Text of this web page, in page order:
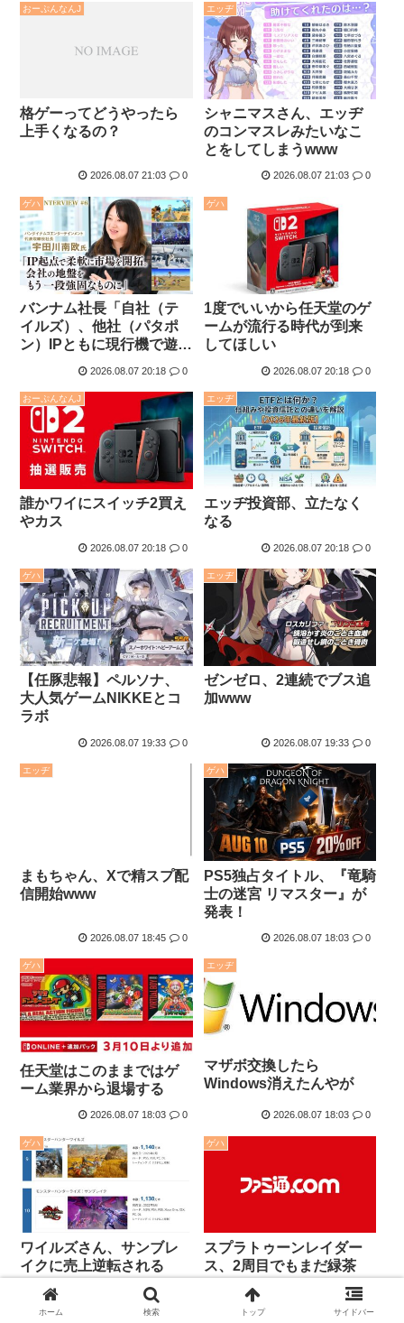
おーぷんなんJ
格ゲーってどうやったら
上手くなるの？
2026.08.07 21:03 0
エッヂ
シャニマスさん、エッヂ
のコンマスレみたいなこ
とをしてしまうwww
2026.08.07 21:03 0
ゲハ
バンナム社長「自社（テ
イルズ）、他社（パタポ
ン）IPともに現行機で遊べ
スターしていく」
2026.08.07 20:18 0
ゲハ
1度でいいから任天堂のゲ
ームが流行る時代が到来
してほしい
2026.08.07 20:18 0
おーぷんなんJ
誰かワイにスイッチ2買え
やカス
2026.08.07 20:18 0
エッヂ
エッヂ投資部、立たなく
なる
2026.08.07 20:18 0
ゲハ
【任豚悲報】ペルソナ、
大人気ゲームNIKKEとコ
ラボ
2026.08.07 19:33 0
エッヂ
ゼンゼロ、2連続でブス追
加www
2026.08.07 19:33 0
エッヂ
まもちゃん、Xで精スプ配
信開始www
2026.08.07 18:45 0
ゲハ
PS5独占タイトル、『竜騎
士の迷宮 リマスター』が
発表！
2026.08.07 18:03 0
ゲハ
任天堂はこのままではゲ
ーム業界から退場する
2026.08.07 18:03 0
エッヂ
マザボ交換したら
Windows消えたんやが
2026.08.07 18:03 0
ゲハ
ワイルズさん、サンブレ
イクに売上逆転される
2026.08.07 17:23
ゲハ
スプラトゥーンレイダー
ス、2周目でもまだ緑茶
2026.08.07 17:23 0
ホーム 検索 トップ サイドバー